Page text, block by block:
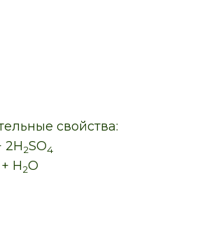
свойства:
2H2SO4
+ H2O